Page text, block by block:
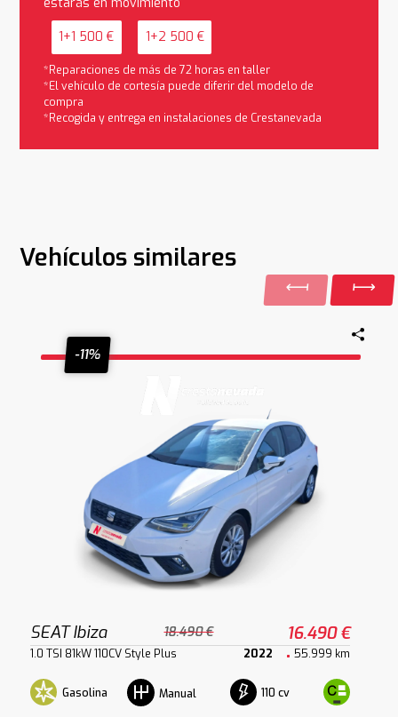
1+1 500 € 1+2 500 €
*Reparaciones de más de 72 horas en taller
*El vehículo de cortesía puede diferir del modelo de
compra
*Recogida y entrega en instalaciones de Crestanevada
Vehículos similares
-11%
SEAT Ibiza 18.490 € 16.490 €
1.0 TSI 81kW 110CV Style Plus 2022 55.999 km
Gasolina Manual 110 cv